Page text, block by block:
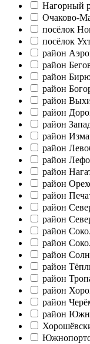
Нагорный
Очаково-
посёлок
посёлок
район
район
район
район
район
район
район
район
район
район
район
район
район
район
район
район
район
район
район
район
район
район
район